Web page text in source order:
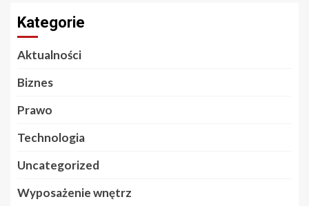
Kategorie
Aktualności
Biznes
Prawo
Technologia
Uncategorized
Wyposażenie wnętrz